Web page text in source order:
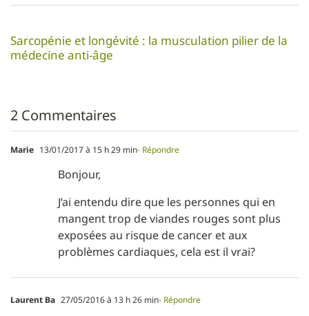
Sarcopénie et longévité : la musculation pilier de la
médecine anti-âge
2 Commentaires
Marie 13/01/2017 à 15 h 29 min- Répondre
Bonjour,
J’ai entendu dire que les personnes qui en
mangent trop de viandes rouges sont plus
exposées au risque de cancer et aux
problèmes cardiaques, cela est il vrai?
Laurent Ba 27/05/2016 à 13 h 26 min- Répondre